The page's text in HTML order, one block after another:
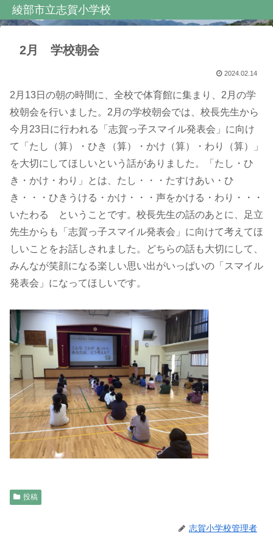
綾部市立志賀小学校
2月 学校朝会
2024.02.14
2月13日の朝の時間に、全校で体育館に集まり、2月の学
校朝会を行いました。2月の学校朝会では、校長先生から
今月23日に行われる「志賀っ子スマイル発表会」に向け
て「たし（算）・ひき（算）・かけ（算）・わり（算）」
を大切にしてほしいという話がありました。「たし・ひ
き・かけ・わり」とは、たし・・・たすけあい・ひ
き・・・ひきうける・かけ・・・声をかける・わり・・・
いたわる ということです。校長先生の話のあとに、足立
先生からも「志賀っ子スマイル発表会」に向けて考えてほ
しいことをお話しされました。どちらの話も大切にして、
みんなが笑顔になる楽しい思い出がいっぱいの「スマイル
発表会」になってほしいです。
投稿
志賀小学校管理者